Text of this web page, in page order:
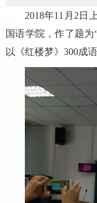
2018年11月2日
国语学院，作了题
以《红楼梦》300成